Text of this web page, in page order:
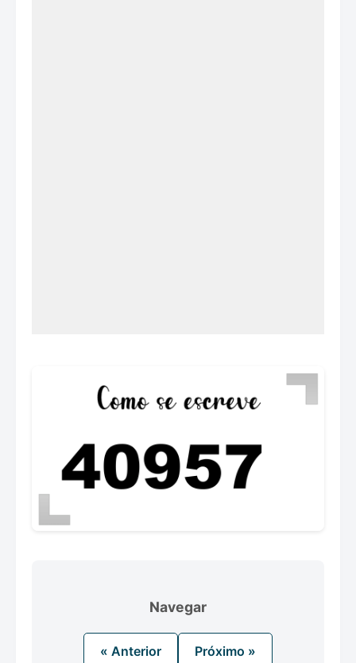
Navegar
« Anterior Próximo »